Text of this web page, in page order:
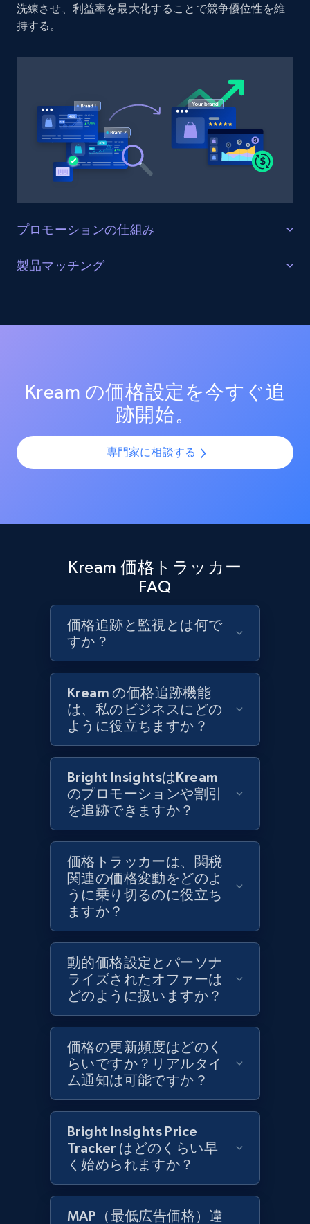
Etsy - Collect data on products using
specified keywords
URL, Product id, Listing inventory id, Title, Rating,
Reviews count shop, Reviews count item, Initial
price, and more.
Etsy - Collects data from shop's URL
price, and more.
Amazon products search
Asin, URL, Name, Sponsored, Initial price, Final
price, Currency, Sold, and more.
Target
URL, Product id, Title, Product description,
Rating, Reviews count, Initial price, Discount,
and more.
1.3K+ 175+ 今すぐ始める
Target - Gather data on products using
specified keywords
URL, Product id, Title, Product description,
Rating, Reviews count, Initial price, Discount,
and more.
1.3K+ 175+ 今すぐ始める
Target - Discover products by category url
URL, Product id, Title, Product description,
Rating, Reviews count, Initial price, Discount,
and more.
1.3K+ 175+ 今すぐ始める
Target - Discover products by specified
URL, Product id, Title, Product description,
Rating, Reviews count, Initial price, Discount,
and more.
1.3K+ 175+ 今すぐ始める
洗練させ、利益率を最大化することで競争優位性を維
持する。
プロモーションの仕組み
販売を最適化する
測定する。効果的なプロモーション戦術と新興トレン
製品マッチング
SKUやバリエーションを複数チャネルで最適化し、製品
トフォームで一貫性と正確性を確保します。
Kream の価格設定を今すぐ追
跡開始。
専門家に相談する
Kream 価格トラッカー
FAQ
価格追跡と監視とは何で
すか？
Kream の価格追跡機能
は、私のビジネスにどの
ように役立ちますか？
Bright InsightsはKream
のプロモーションや割引
を追跡できますか？
価格トラッカーは、関税
関連の価格変動をどのよ
うに乗り切るのに役立ち
ますか？
動的価格設定とパーソナ
ライズされたオファーは
どのように扱いますか？
価格の更新頻度はどのく
らいですか？リアルタイ
ム通知は可能ですか？
Bright Insights Price
Tracker はどのくらい早
く始められますか？
MAP（最低広告価格）違